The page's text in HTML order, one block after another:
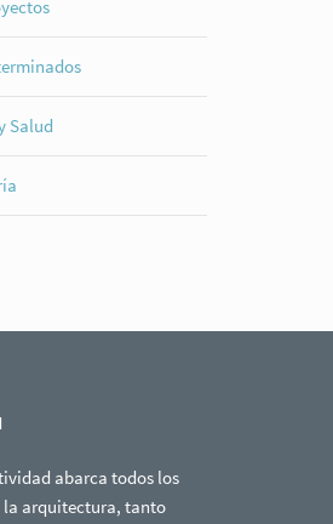
Salud
abarca todos los
la arquitectura, tanto